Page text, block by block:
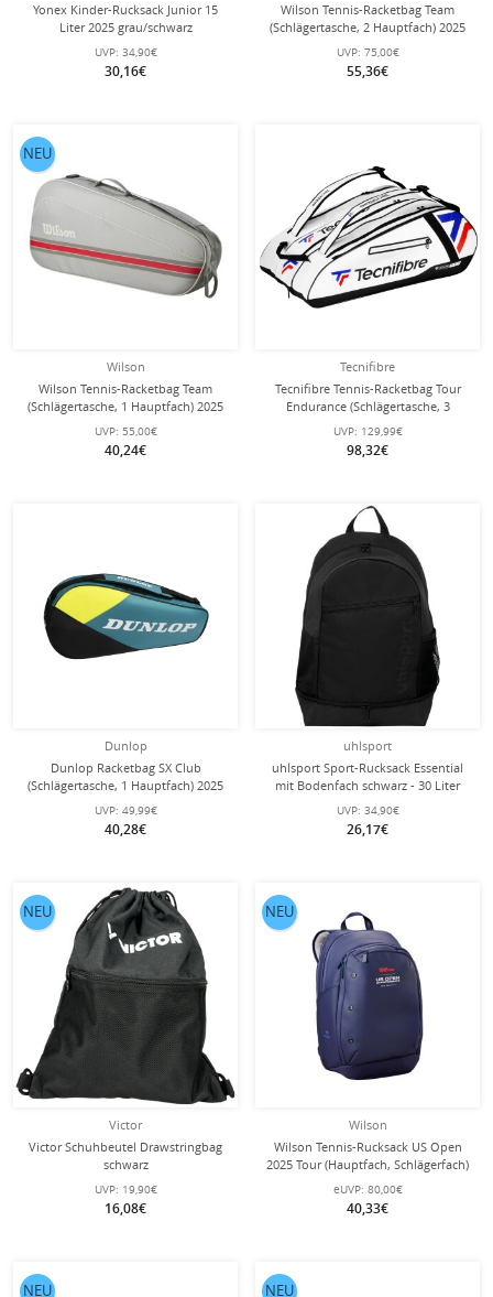
Yonex Kinder-Rucksack Junior 15
Liter 2025 grau/schwarz
UVP: 34,90€
30,16€
Wilson Tennis-Racketbag Team
(Schlägertasche, 2 Hauptfach) 2025
grau 6er
UVP: 75,00€
55,36€
Wilson
Wilson Tennis-Racketbag Team
(Schlägertasche, 1 Hauptfach) 2025
grau 3er
UVP: 55,00€
40,24€
NEU
Tecnifibre
Tecnifibre Tennis-Racketbag Tour
Endurance (Schlägertasche, 3
Hauptfächer, Schuhfach) 2025 weiss
15er
UVP: 129,99€
98,32€
Dunlop
Dunlop Racketbag SX Club
(Schlägertasche, 1 Hauptfach) 2025
blaugrün/gelb 3er
UVP: 49,99€
40,28€
uhlsport
uhlsport Sport-Rucksack Essential
mit Bodenfach schwarz - 30 Liter
UVP: 34,90€
26,17€
Victor
Victor Schuhbeutel Drawstringbag
schwarz
UVP: 19,90€
16,08€
NEU
Wilson
Wilson Tennis-Rucksack US Open
2025 Tour (Hauptfach, Schlägerfach)
navyblau
eUVP: 80,00€
40,33€
NEU
NEU NEU